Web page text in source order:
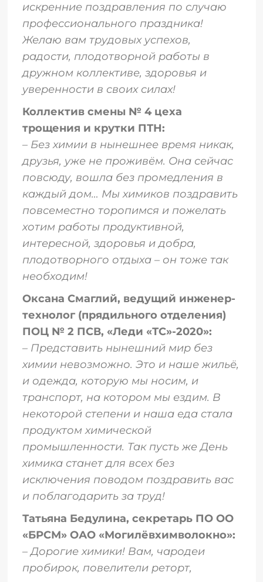
искренние поздравления по случаю
профессионального праздника!
Желаю вам трудовых успехов,
радости, плодотворной работы в
дружном коллективе, здоровья и
уверенности в своих силах!
Коллектив смены № 4 цеха
трощения и крутки ПТН:
– Без химии в нынешнее время никак,
друзья, уже не проживём. Она сейчас
повсюду, вошла без промедления в
каждый дом… Мы химиков поздравить
повсеместно торопимся и пожелать
хотим работы продуктивной,
интересной, здоровья и добра,
плодотворного отдыха – он тоже так
необходим!
Оксана Смаглий, ведущий инженер-
технолог (прядильного отделения)
ПОЦ № 2 ПСВ, «Леди «ТС»-2020»:
– Представить нынешний мир без
химии невозможно. Это и наше жильё,
и одежда, которую мы носим, и
транспорт, на котором мы ездим. В
некоторой степени и наша еда стала
продуктом химической
промышленности. Так пусть же День
химика станет для всех без
исключения поводом поздравить вас
и поблагодарить за труд!
Татьяна Бедулина, секретарь ПО ОО
«БРСМ» ОАО «Могилёвхимволокно»:
– Дорогие химики! Вам, чародеи
пробирок, повелители реторт,